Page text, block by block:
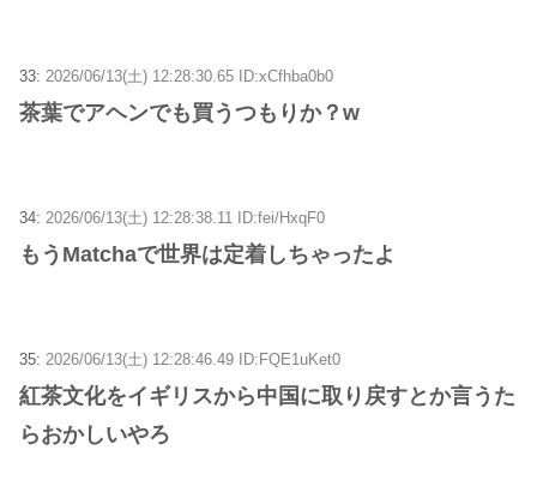
33: 2026/06/13(土) 12:28:30.65 ID:xCfhba0b0
茶葉でアヘンでも買うつもりか？w
34: 2026/06/13(土) 12:28:38.11 ID:fei/HxqF0
もうMatchaで世界は定着しちゃったよ
35: 2026/06/13(土) 12:28:46.49 ID:FQE1uKet0
紅茶文化をイギリスから中国に取り戻すとか言うた
らおかしいやろ